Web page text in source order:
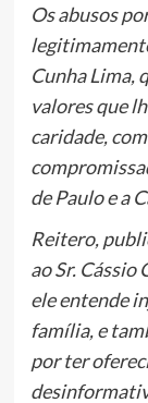
Os abusos
Cunha Lima,
valores que
caridade,
de Paulo e a
Reitero,
ao Sr. Cássio
ele entende
família, e
por ter